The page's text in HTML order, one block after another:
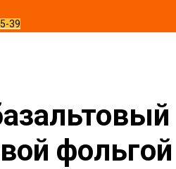
39
фольгой